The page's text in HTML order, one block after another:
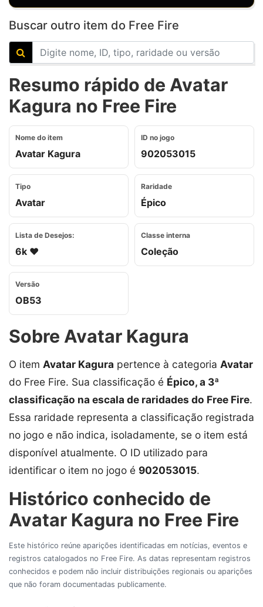
Buscar outro item do Free Fire
Resumo rápido de Avatar
Kagura no Free Fire
Nome do item
Avatar Kagura
ID no jogo
902053015
Tipo
Avatar
Raridade
Épico
Lista de Desejos:
6k ❤️
Classe interna
Coleção
Versão
OB53
Sobre Avatar Kagura
O item Avatar Kagura pertence à categoria Avatar
do Free Fire. Sua classificação é Épico, a 3ª
classificação na escala de raridades do Free Fire.
Essa raridade representa a classificação registrada
no jogo e não indica, isoladamente, se o item está
disponível atualmente. O ID utilizado para
identificar o item no jogo é 902053015.
Histórico conhecido de
Avatar Kagura no Free Fire
Este histórico reúne aparições identificadas em notícias, eventos e
registros catalogados no Free Fire. As datas representam registros
conhecidos e podem não incluir distribuições regionais ou aparições
que não foram documentadas publicamente.